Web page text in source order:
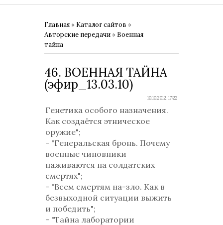
Главная » Каталог сайтов »
Авторские передачи » Военная
тайна
46. ВОЕННАЯ ТАЙНА
(эфир_13.03.10)
10.10.2012, 17:22
Генетика особого назначения.
Как создаётся этническое
оружие";
- "Генеральская бронь. Почему
военные чиновники
наживаются на солдатских
смертях";
- "Всем смертям на-зло. Как в
безвыходной ситуации выжить
и победить";
- "Тайна лаборатории